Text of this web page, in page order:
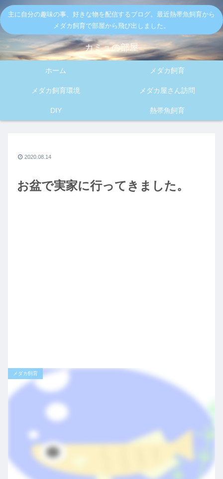
主に自分の趣味の事、好きな物を配信するブログ。最近熱帯魚飼育から
メダカ飼育で部屋から飛び出しました。
カミュの部屋
ホーム メダカ飼育
メダカ飼育環境 メダカ屋さん訪問
DIY 熱帯魚飼育
お盆で実家に行ってきました。
メダカ飼育
2020.08.14